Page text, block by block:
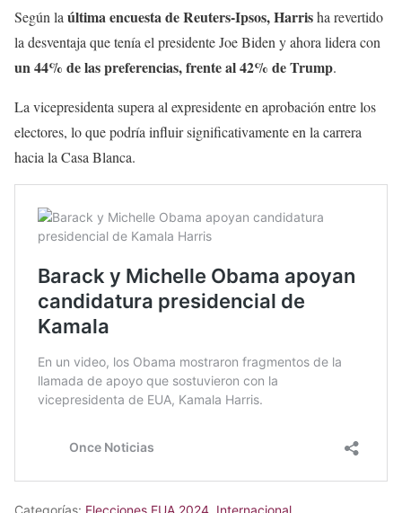
Según la última encuesta de Reuters-Ipsos, Harrisha revertido
la desventaja que tenía el presidente Joe Biden y ahora lidera con
un 44% de las preferencias, frente al 42% de Trump.
La vicepresidenta supera al expresidente en aprobación entre los
electores, lo que podría influir significativamente en la carrera
hacia la Casa Blanca.
Categorías: Elecciones EUA 2024 Internacional